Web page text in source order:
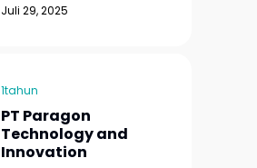
Juli 29, 2025
1tahun
PT Paragon
Technology and
Innovation